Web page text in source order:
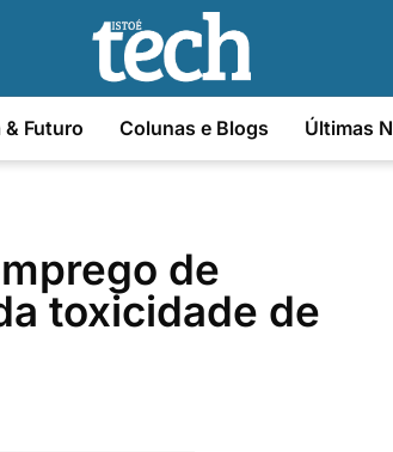
& Futuro Colunas e Blogs Últimas
de
toxicidade de